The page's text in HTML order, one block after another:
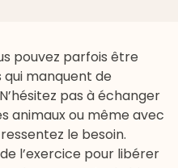
pouvez parfois être
manquent de
pas à échanger
animaux ou même avec
le besoin.
l’exercice pour libérer